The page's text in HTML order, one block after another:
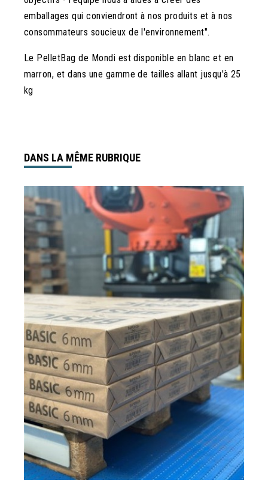
emballages qui conviendront à nos produits et à nos
consommateurs soucieux de l'environnement".
Le PelletBag de Mondi est disponible en blanc et en
marron, et dans une gamme de tailles allant jusqu'à 25
kg
DANS LA MÊME RUBRIQUE